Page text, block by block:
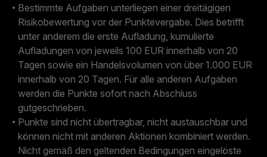
Bestimmte Aufgaben unterliegen einer dreitägigen
Risikobewertung vor der Punktevergabe. Dies betrifft
unter anderem die erste Aufladung, kumulierte
Aufladungen von jeweils 100 EUR innerhalb von 20
Tagen sowie ein Handelsvolumen von über 1.000 EUR
innerhalb von 20 Tagen. Für alle anderen Aufgaben
werden die Punkte sofort nach Abschluss
gutgeschrieben.
Punkte sind nicht übertragbar, nicht austauschbar und
können nicht mit anderen Aktionen kombiniert werden.
Nicht gemäß den geltenden Bedingungen eingelöste